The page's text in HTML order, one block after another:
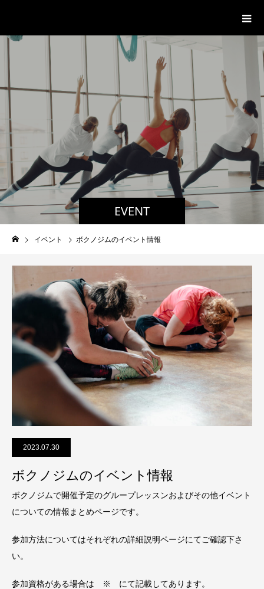
EVENT
イベント ボクノジムのイベント情報
2023.07.30
ボクノジムのイベント情報
ボクノジムで開催予定のグループレッスンおよびその他イベント
についての情報まとめページです。
参加方法についてはそれぞれの詳細説明ページにてご確認下さ
い。
参加資格がある場合は ※ にて記載してあります。